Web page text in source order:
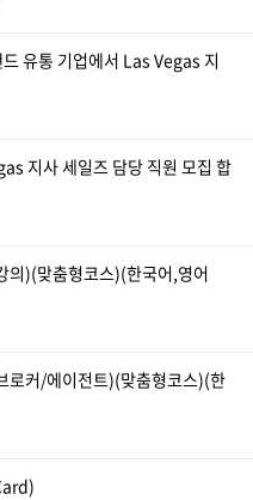
유통 기업에서 Las Vegas 지
지사 세일즈 담당 직원 모집 합
)(맞춤형코스)(한국어,영어
커/에이전트)(맞춤형코스)(한